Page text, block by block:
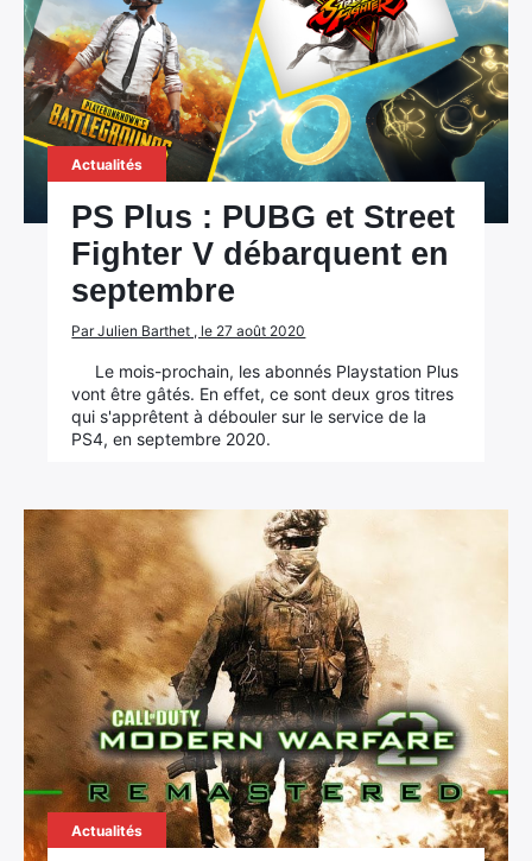
Actualités
PS Plus : PUBG et Street
Fighter V débarquent en
septembre
Par Julien Barthet , le 27 août 2020
Le mois-prochain, les abonnés Playstation Plus
vont être gâtés. En effet, ce sont deux gros titres
qui s'apprêtent à débouler sur le service de la
PS4, en septembre 2020.
Actualités